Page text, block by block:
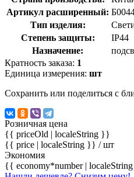
Артикул расширенный:
Тип изделия:
Степень защиты:
IP44
Назначение:
Кратность заказа: 1
Единица измерения: шт
Сохранить или поделиться с
Розничная цена
{{ priceOld | localeString }}
{{ price | localeString }} / шт
Экономия
{{ economy*number |